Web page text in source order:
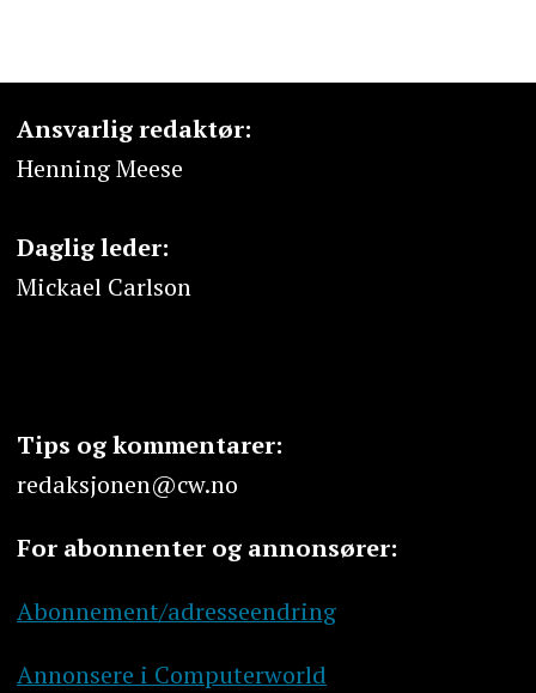
Ansvarlig redaktør:
Henning Meese
Daglig leder:
Mickael Carlson
Tips og kommentarer:
redaksjonen@cw.no
For abonnenter og annonsører:
Abonnement/adresseendring
Annonsere i Computerworld